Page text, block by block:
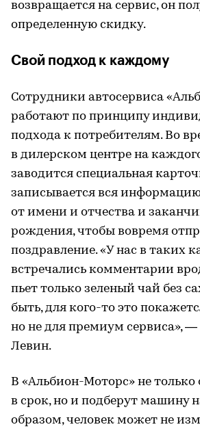
возвращается на сервис, он
определенную скидку.
Свой подход к каждому
Сотрудники автосервиса
работают по принципу
подхода к потребителям. Во
в дилерском центре на
заводится специальная
записывается вся
от имени и отчества и
рождения, чтобы вовремя
поздравление. «У нас в таких
встречались комментарии
пьет только зеленый чай без
быть, для кого-то это
но не для премиум сервиса»,
Левин.
В «Альбион-Моторс» не
в срок, но и подберут машину
образом, человек может не